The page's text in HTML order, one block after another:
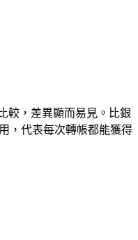
較，差異顯而易見。比銀
，代表每次轉帳都能獲得